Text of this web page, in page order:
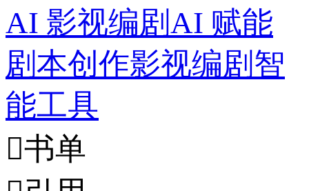
AI 影视编剧 AI 赋能
剧本创作影视编剧 智
能工具
书单